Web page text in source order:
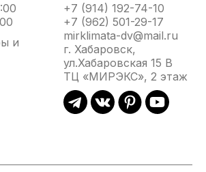
+7 (914) 192-74-10
+7 (962) 501-29-17
mirklimata-dv@mail.ru
г. Хабаровск,
ул.Хабаровская 15 В
ТЦ «МИРЭКС», 2 этаж